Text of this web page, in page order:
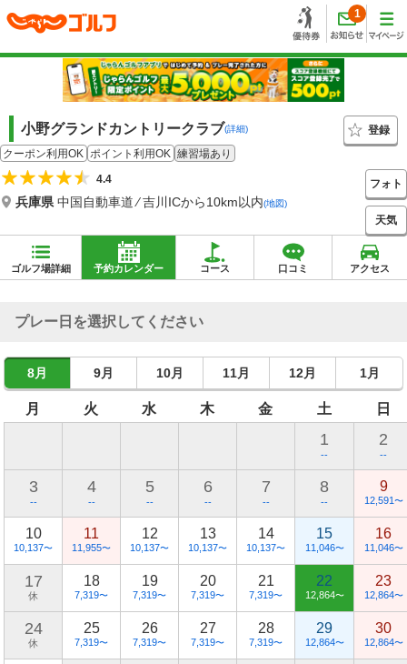
1
小野グランドカントリークラブ(詳細)
登録
クーポン利用OK ポイント利用OK 練習場あり
4.4
兵庫県中国自動車道 ⁄ 吉川ICから10km以内(地図)
フォト
天気
ゴルフ場詳細 予約カレンダー コース 口コミ アクセス
プレー日を選択してください
8月 9月 10月 11月 12月 1月
月 火 水 木 金 土 日
1
--
2
--
3
--
4
--
5
--
6
--
7
--
8
--
9
12,591〜
10
10,137〜
11
11,955〜
12
10,137〜
13
10,137〜
14
10,137〜
15
11,046〜
16
11,046〜
17
休
18
7,319〜
19
7,319〜
20
7,319〜
21
7,319〜
22
12,864〜
23
12,864〜
24
休
25
7,319〜
26
7,319〜
27
7,319〜
28
7,319〜
29
12,864〜
30
12,864〜